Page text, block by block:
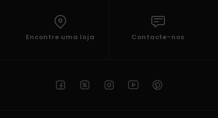
Encontre uma loja Contacte-nos